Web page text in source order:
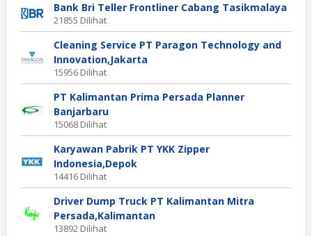
Bank Bri Teller Frontliner Cabang Tasikmalaya
21855 Dilihat
Cleaning Service PT Paragon Technology and
Innovation,Jakarta
15956 Dilihat
PT Kalimantan Prima Persada Planner
Banjarbaru
15068 Dilihat
Karyawan Pabrik PT YKK Zipper
Indonesia,Depok
14416 Dilihat
Driver Dump Truck PT Kalimantan Mitra
Persada,Kalimantan
13892 Dilihat